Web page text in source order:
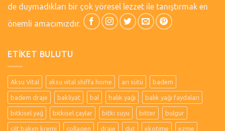
de duymadıkları bir çok yöresel lezzet ile tanıştırmak en
önemli amacımızdır.
ETIKET BULUTU
Aksu Vital aksu vital shiffa home arı sütü badem
badem draje bakliyat bal balık yağı balık yağı faydaları
bitkisel yağ bitkisel çaylar bitki suyu bitter bulgur
cilt bakım kremi collagen draje dut ekotime ezme